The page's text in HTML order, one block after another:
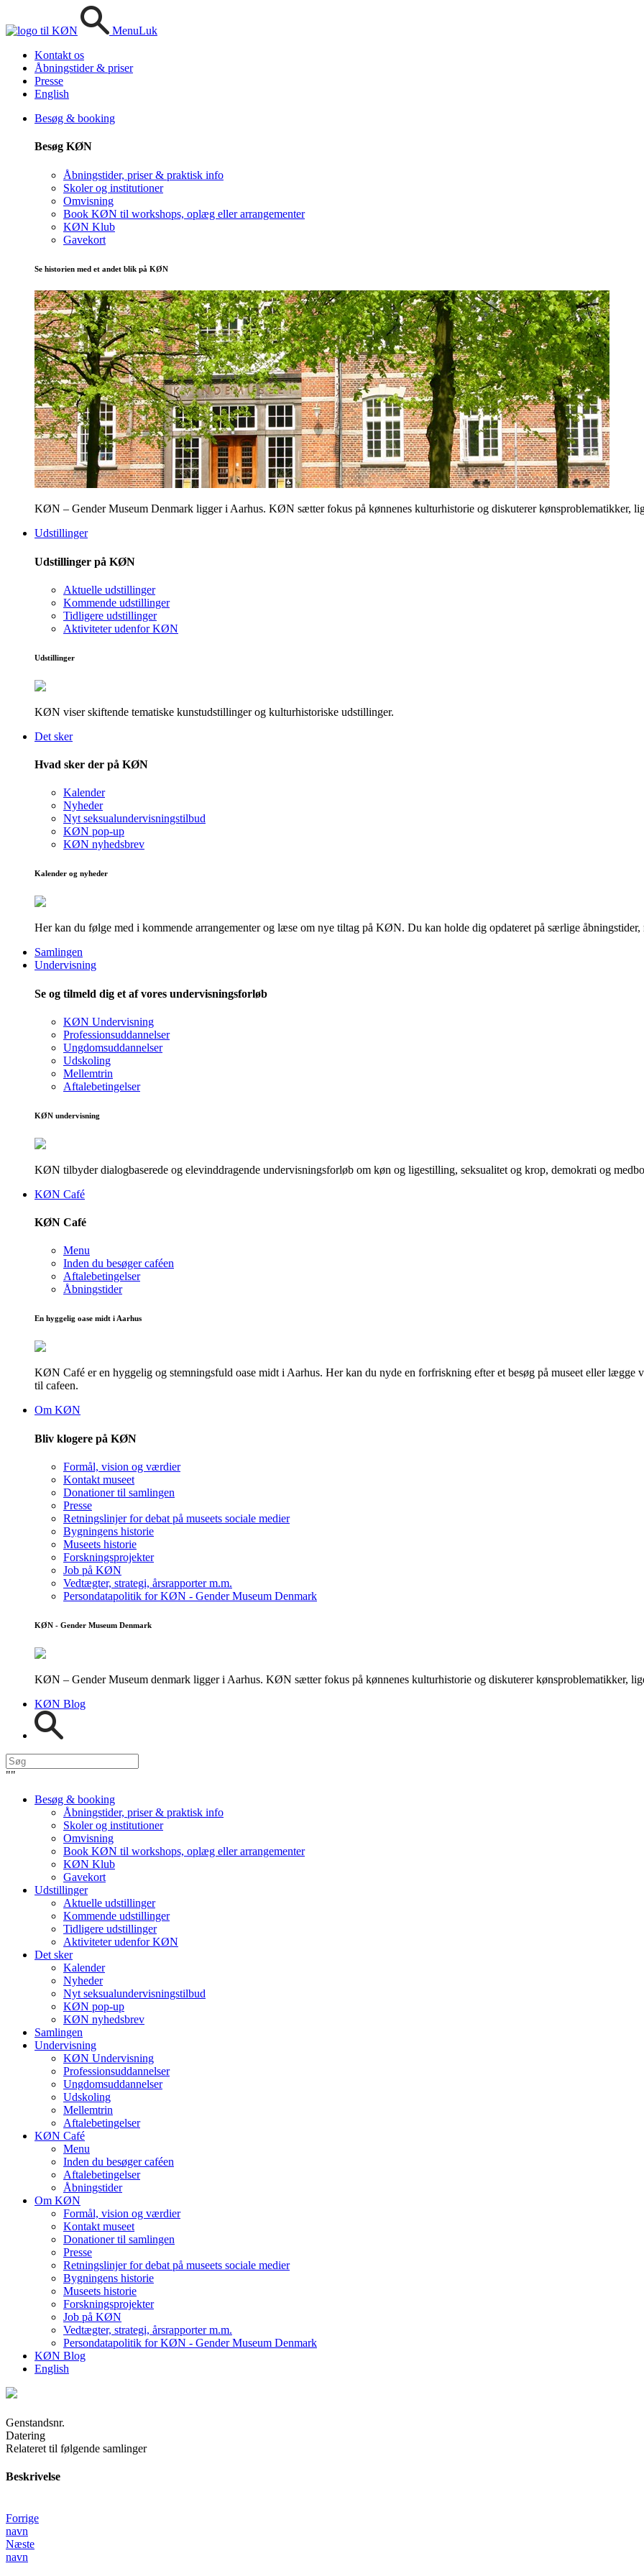
MenuLuk
Kontakt os
Åbningstider & priser
Presse
English
Besøg & booking
Besøg KØN
Åbningstider, priser & praktisk info
Skoler og institutioner
Omvisning
Book KØN til workshops, oplæg eller arrangementer
KØN Klub
Gavekort
Se historien med et andet blik på KØN
KØN – Gender Museum Denmark ligger i Aarhus. KØN sætter fokus på kønnenes kulturhistorie og diskuterer kønsproblematikker,
Udstillinger
Udstillinger på KØN
Aktuelle udstillinger
Kommende udstillinger
Tidligere udstillinger
Aktiviteter udenfor KØN
Udstillinger
KØN viser skiftende tematiske kunstudstillinger og kulturhistoriske udstillinger.
Det sker
Hvad sker der på KØN
Kalender
Nyheder
Nyt seksualundervisningstilbud
KØN pop-up
KØN nyhedsbrev
Kalender og nyheder
Her kan du følge med i kommende arrangementer og læse om nye tiltag på KØN. Du kan holde dig opdateret på særlige åbningstider,
Samlingen
Undervisning
Se og tilmeld dig et af vores undervisningsforløb
KØN Undervisning
Professionsuddannelser
Ungdomsuddannelser
Udskoling
Mellemtrin
Aftalebetingelser
KØN undervisning
KØN tilbyder dialogbaserede og elevinddragende undervisningsforløb om køn og ligestilling, seksualitet og krop, demokrati og
KØN Café
KØN Café
Menu
Inden du besøger caféen
Aftalebetingelser
Åbningstider
En hyggelig oase midt i Aarhus
KØN Café er en hyggelig og stemningsfuld oase midt i Aarhus. Her kan du nyde en forfriskning efter et besøg på museet eller
til cafeen.
Om KØN
Bliv klogere på KØN
Formål, vision og værdier
Kontakt museet
Donationer til samlingen
Presse
Retningslinjer for debat på museets sociale medier
Bygningens historie
Museets historie
Forskningsprojekter
Job på KØN
Vedtægter, strategi, årsrapporter m.m.
Persondatapolitik for KØN - Gender Museum Denmark
KØN - Gender Museum Denmark
KØN – Gender Museum denmark ligger i Aarhus. KØN sætter fokus på kønnenes kulturhistorie og diskuterer kønsproblematikker,
KØN Blog
""
Besøg & booking
Åbningstider, priser & praktisk info
Skoler og institutioner
Omvisning
Book KØN til workshops, oplæg eller arrangementer
KØN Klub
Gavekort
Udstillinger
Aktuelle udstillinger
Kommende udstillinger
Tidligere udstillinger
Aktiviteter udenfor KØN
Det sker
Kalender
Nyheder
Nyt seksualundervisningstilbud
KØN pop-up
KØN nyhedsbrev
Samlingen
Undervisning
KØN Undervisning
Professionsuddannelser
Ungdomsuddannelser
Udskoling
Mellemtrin
Aftalebetingelser
KØN Café
Menu
Inden du besøger caféen
Aftalebetingelser
Åbningstider
Om KØN
Formål, vision og værdier
Kontakt museet
Donationer til samlingen
Presse
Retningslinjer for debat på museets sociale medier
Bygningens historie
Museets historie
Forskningsprojekter
Job på KØN
Vedtægter, strategi, årsrapporter m.m.
Persondatapolitik for KØN - Gender Museum Denmark
KØN Blog
English
Genstandsnr.
Datering
Relateret til følgende samlinger
Beskrivelse
Forrige
navn
Næste
navn